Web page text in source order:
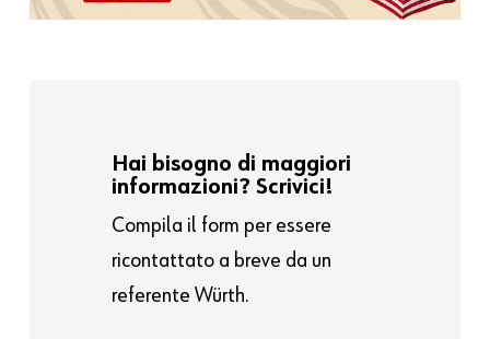
Hai bisogno di maggiori
informazioni? Scrivici!
Compila il form per essere
ricontattato a breve da un
referente Würth.